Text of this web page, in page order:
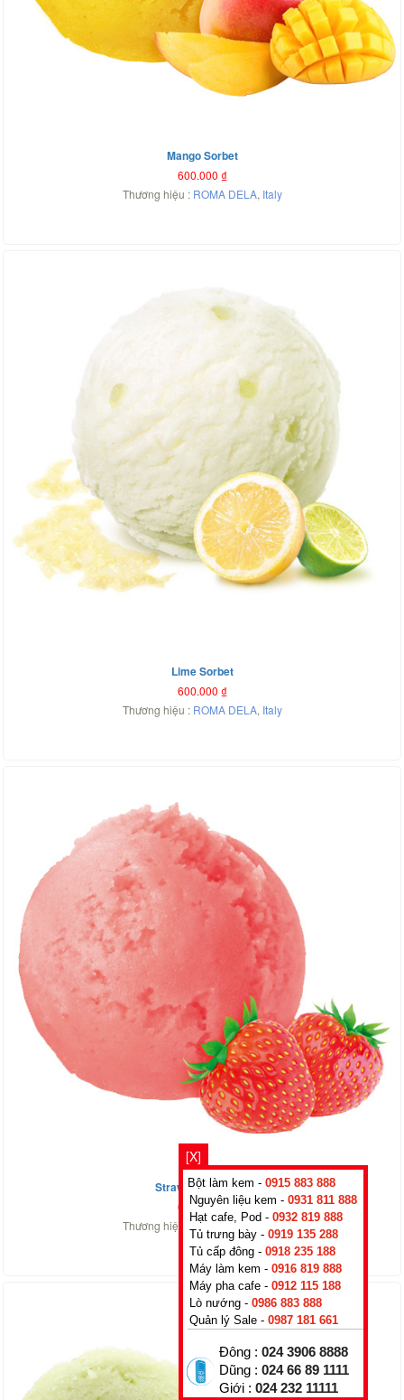
Mango Sorbet
600.000 ₫
Thương hiệu : ROMA DELA, Italy
Lime Sorbet
600.000 ₫
Thương hiệu : ROMA DELA, Italy
Strawberry Sorbet
600.000₫
Thương hiệu : ROMA DELA, Italy
[X]
Bột làm kem - 0915 883 888
Nguyên liệu kem - 0931 811 888
Hạt cafe, Pod - 0932 819 888
Tủ trưng bày - 0919 135 288
Tủ cấp đông - 0918 235 188
Máy làm kem - 0916 819 888
Máy pha cafe - 0912 115 188
Lò nướng - 0986 883 888
Quản lý Sale - 0987 181 661
Đông : 024 3906 8888
Dũng : 024 66 89 1111
Giới : 024 232 11111